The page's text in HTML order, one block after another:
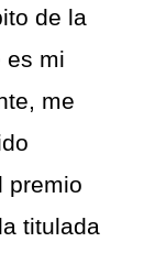
de la
es mi
me
premio
titulada